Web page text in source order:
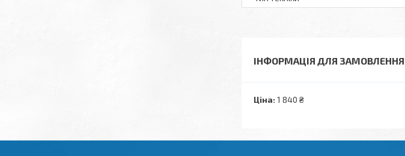
ІНФОРМАЦІЯ ДЛЯ ЗАМОВЛЕННЯ
Ціна: 1 840 ₴